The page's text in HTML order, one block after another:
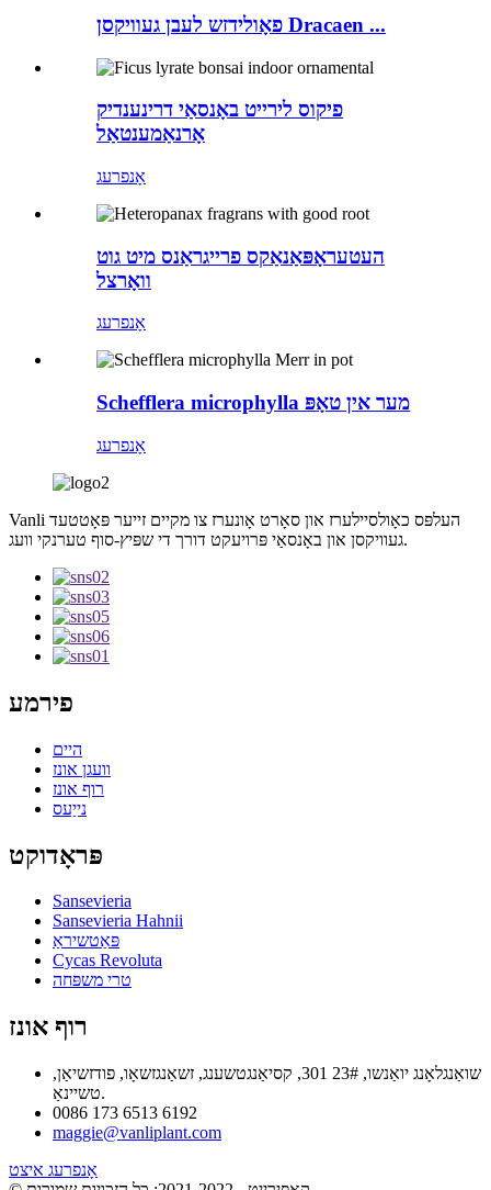
פאָולידזש לעבן געוויקסן Dracaen ...
פיקוס לירייט באָנסאַי דרינענדיק
אָרנאַמענטאַל
אָנפרעג
העטעראָפּאַנאַקס פרייגראַנס מיט גוט
וואָרצל
אָנפרעג
Schefflera microphylla מער אין טאָפּ
אָנפרעג
Vanli העלפּס כאָולסיילערז און סאָרט אָונערז צו מקיים זייער פּאָטטעד
געוויקסן און באָנסאַי פּרויעקט דורך די שפּיץ-סוף טערנקי וועג.
פירמע
היים
וועגן אונז
רוף אונז
נייַעס
פּראָדוקט
Sansevieria
Sansevieria Hahnii
פּאַטשיראַ
Cycas Revoluta
טרי משפּחה
רוף אונז
שואַנגלאָנג יואַנשו, 23# 301, קסיאַנגטשענג, זשאַנגזשאָו, פודזשיאַן,
טשיינאַ.
0086 173 6513 6192
maggie@vanliplant.com
אָנפרעג איצט